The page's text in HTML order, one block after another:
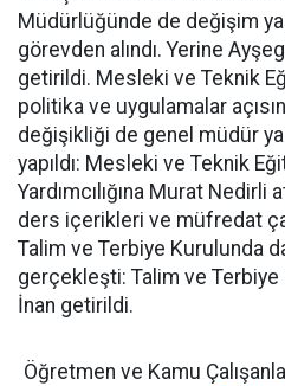
Müdürlüğünde de değişim
görevden alındı. Yerine
getirildi. Mesleki ve Teknik
politika ve uygulamalar
değişikliği de genel müdür
yapıldı: Mesleki ve Teknik
Yardımcılığına Murat Nedirli
ders içerikleri ve müfredat
Talim ve Terbiye Kurulunda
gerçekleşti: Talim ve
İnan getirildi.
Öğretmen ve Kamu